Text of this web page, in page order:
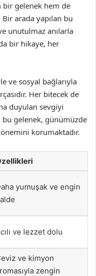
bir gelenek hem de
Bir arada yapılan bu
unutulmaz anılarla
bir hikaye, her
ve sosyal bağlarıyla
Her bitecek de
duyulan sevgiyi
bu gelenek, günümüzde
korumaktadır.
yumuşak ve engin
ve lezzet dolu
ve kimyon
zengin